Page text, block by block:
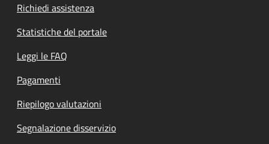
Richiedi assistenza
Statistiche del portale
Leggi le FAQ
Pagamenti
Riepilogo valutazioni
Segnalazione disservizio